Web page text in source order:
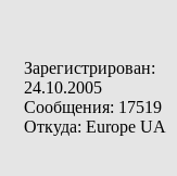
Зарегистрирован:
24.10.2005
Сообщения: 17519
Откуда: Europe UA